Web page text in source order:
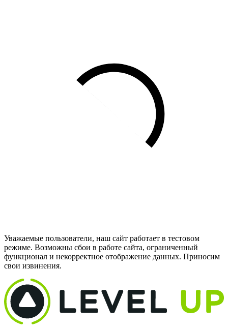
Уважаемые пользователи, наш сайт работает в тестовом
режиме. Возможны сбои в работе сайта, ограниченный
функционал и некорректное отображение данных. Приносим
свои извинения.